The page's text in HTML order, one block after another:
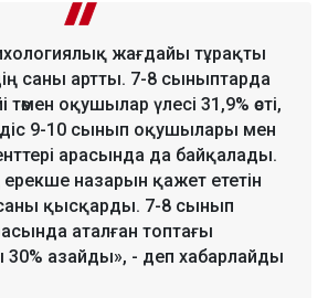
жағдайы тұрақты
саны артты. 7-8 сыныптарда
төмен оқушылар үлесі 31,9% өсті,
9-10 сынып оқушылары мен
арасында да байқалады.
назарын қажет ететін
саны қысқарды. 7-8 сынып
аталған топтағы
30% азайды», - деп хабарлайды